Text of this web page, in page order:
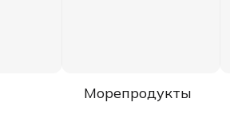
Морепродукты